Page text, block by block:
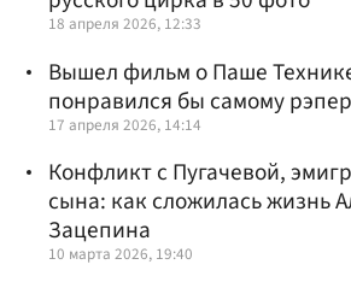
18 апреля 2026, 12:33
Вышел фильм о Паше
понравился бы самому
17 апреля 2026, 14:14
Конфликт с Пугачевой,
сына: как сложилась жизнь
Зацепина
10 марта 2026, 19:40